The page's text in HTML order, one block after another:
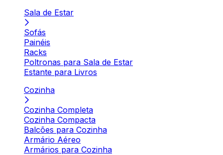
Sala de Estar
Sofás
Painéis
Racks
Poltronas para Sala de Estar
Estante para Livros
Cozinha
Cozinha Completa
Cozinha Compacta
Balcões para Cozinha
Armário Aéreo
Armários para Cozinha